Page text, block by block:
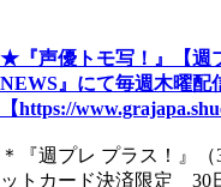
★『声優トモ写！』【週
NEWS』にて毎週木曜配
【https://
＊『週プレ プラス！』
ットカード決済限定 30